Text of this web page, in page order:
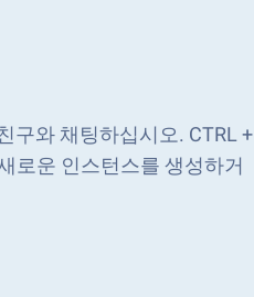
구와 채팅하십시오. CTRL +
로운 인스턴스를 생성하거